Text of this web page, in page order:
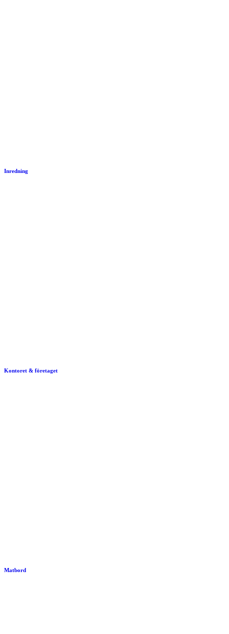
Inredning
Kontoret & företaget
Matbord